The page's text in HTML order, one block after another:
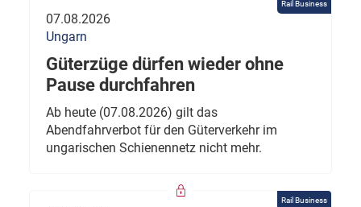
Rail Business
07.08.2026
Ungarn
Güterzüge dürfen wieder ohne
Pause durchfahren
Ab heute (07.08.2026) gilt das
Abendfahrverbot für den Güterverkehr im
ungarischen Schienennetz nicht mehr.
Rail Business